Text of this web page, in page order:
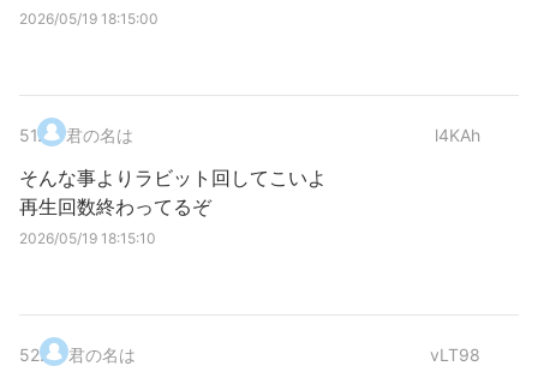
2026/05/19 18:15:00
51. 君の名は l4KAh
そんな事よりラビット回してこいよ
再生回数終わってるぞ
2026/05/19 18:15:10
52. 君の名は vLT98